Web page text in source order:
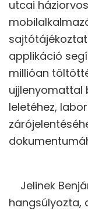
utcai
applikáció
millióan
ujjlenyomattal
leletéhez,
Jelinek
hangsúlyozta,